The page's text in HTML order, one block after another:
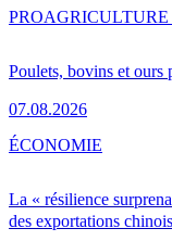
Poulets, bovins et ours
07.08.2026
PRO
La « résilience
des exportations
ÉCONOMIE